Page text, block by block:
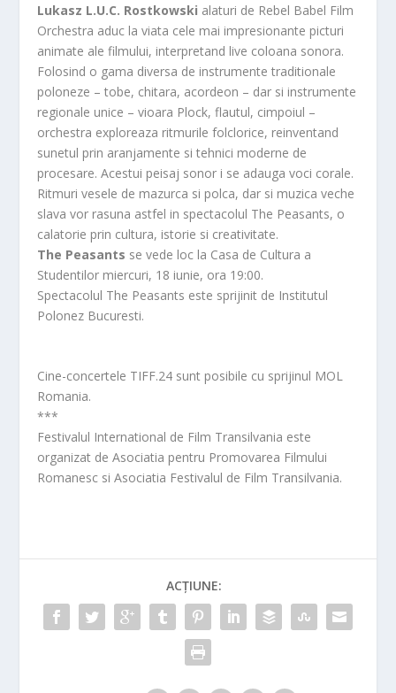
Lukasz L.U.C. Rostkowski alaturi de Rebel Babel Film
Orchestra aduc la viata cele mai impresionante picturi
animate ale filmului, interpretand live coloana sonora.
Folosind o gama diversa de instrumente traditionale
poloneze – tobe, chitara, acordeon – dar si instrumente
regionale unice – vioara Plock, flautul, cimpoiul –
orchestra exploreaza ritmurile folclorice, reinventand
sunetul prin aranjamente si tehnici moderne de
procesare. Acestui peisaj sonor i se adauga voci corale.
Ritmuri vesele de mazurca si polca, dar si muzica veche
slava vor rasuna astfel in spectacolul The Peasants, o
calatorie prin cultura, istorie si creativitate.
The Peasants se vede loc la Casa de Cultura a
Studentilor miercuri, 18 iunie, ora 19:00.
Spectacolul The Peasants este sprijinit de Institutul
Polonez Bucuresti.
Cine-concertele TIFF.24 sunt posibile cu sprijinul MOL
Romania.
***
Festivalul International de Film Transilvania este
organizat de Asociatia pentru Promovarea Filmului
Romanesc si Asociatia Festivalul de Film Transilvania.
ACȚIUNE: